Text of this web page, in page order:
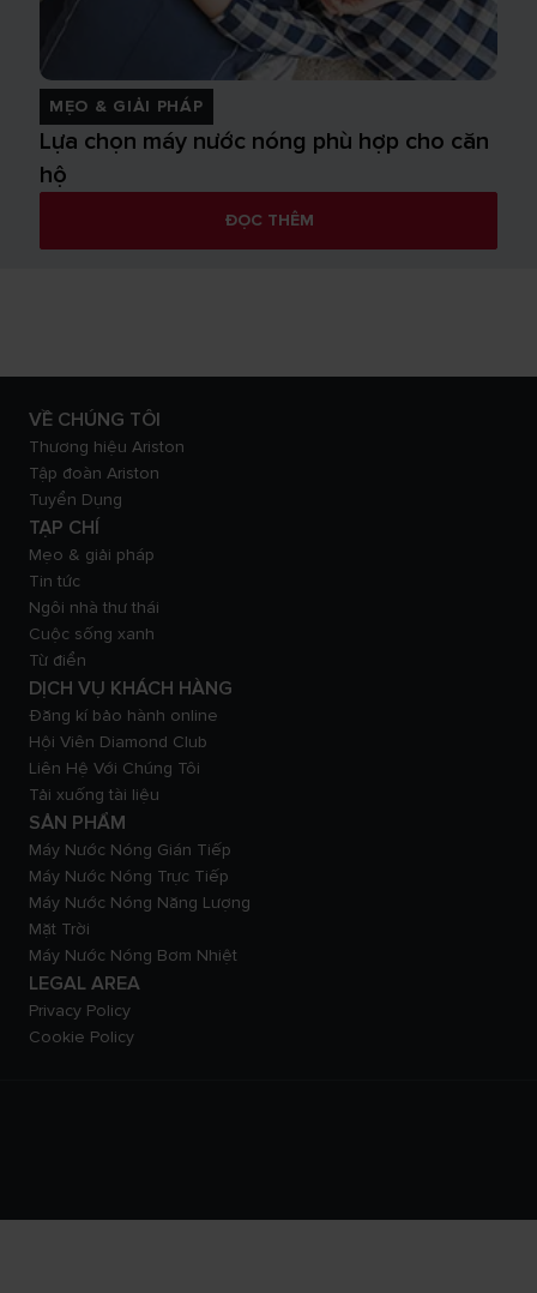
MẸO & GIẢI PHÁP
Lựa chọn máy nước nóng phù hợp cho căn
hộ
ĐỌC THÊM
VỀ CHÚNG TÔI
Thương hiệu Ariston
Tập đoàn Ariston
Tuyển Dụng
TẠP CHÍ
Mẹo & giải pháp
Tin tức
Ngôi nhà thư thái
Cuộc sống xanh
Từ điển
DỊCH VỤ KHÁCH HÀNG
Đăng kí bảo hành online
Hội Viên Diamond Club
Liên Hệ Với Chúng Tôi
Tải xuống tài liệu
SẢN PHẨM
Máy Nước Nóng Gián Tiếp
Máy Nước Nóng Trực Tiếp
Máy Nước Nóng Năng Lượng
Mặt Trời
Máy Nước Nóng Bơm Nhiệt
LEGAL AREA
Privacy Policy
Cookie Policy